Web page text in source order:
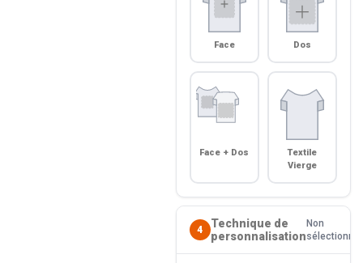
Face Dos
Face + Dos
Textile
Vierge
4
Technique de
personnalisation
Non
sélectionné